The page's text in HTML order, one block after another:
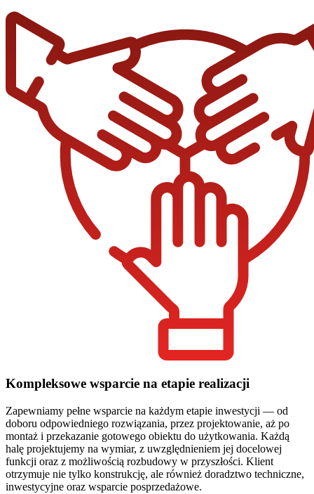
Kompleksowe wsparcie na etapie realizacji
Zapewniamy pełne wsparcie na każdym etapie inwestycji — od
doboru odpowiedniego rozwiązania, przez projektowanie, aż po
montaż i przekazanie gotowego obiektu do użytkowania. Każdą
halę projektujemy na wymiar, z uwzględnieniem jej docelowej
funkcji oraz z możliwością rozbudowy w przyszłości. Klient
otrzymuje nie tylko konstrukcję, ale również doradztwo techniczne,
inwestycyjne oraz wsparcie posprzedażowe.